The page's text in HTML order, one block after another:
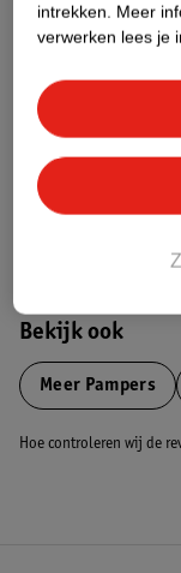
Bekijk ook
Meer Pampers
Hoe controleren wij de
intrekken. Meer
verwerken lees je